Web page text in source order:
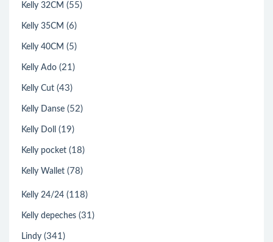
Kelly 32CM (55)
Kelly 35CM (6)
Kelly 40CM (5)
Kelly Ado (21)
Kelly Cut (43)
Kelly Danse (52)
Kelly Doll (19)
Kelly pocket (18)
Kelly Wallet (78)
Kelly 24/24 (118)
Kelly depeches (31)
Lindy (341)